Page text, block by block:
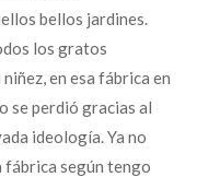
bellos jardines.
los gratos
en esa fábrica en
se perdió gracias al
ideología. Ya no
fábrica según tengo